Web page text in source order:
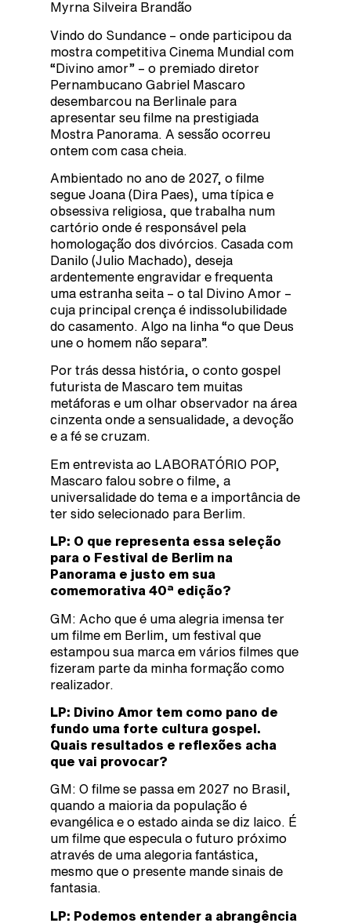
Myrna Silveira Brandão
Vindo do Sundance – onde participou da
mostra competitiva Cinema Mundial com
“Divino amor” – o premiado diretor
Pernambucano Gabriel Mascaro
desembarcou na Berlinale para
apresentar seu filme na prestigiada
Mostra Panorama. A sessão ocorreu
ontem com casa cheia.
Ambientado no ano de 2027, o filme
segue Joana (Dira Paes), uma típica e
obsessiva religiosa, que trabalha num
cartório onde é responsável pela
homologação dos divórcios. Casada com
Danilo (Julio Machado), deseja
ardentemente engravidar e frequenta
uma estranha seita – o tal Divino Amor –
cuja principal crença é indissolubilidade
do casamento. Algo na linha “o que Deus
une o homem não separa”.
Por trás dessa história, o conto gospel
futurista de Mascaro tem muitas
metáforas e um olhar observador na área
cinzenta onde a sensualidade, a devoção
e a fé se cruzam.
Em entrevista ao LABORATÓRIO POP,
Mascaro falou sobre o filme, a
universalidade do tema e a importância de
ter sido selecionado para Berlim.
LP: O que representa essa seleção
para o Festival de Berlim na
Panorama e justo em sua
comemorativa 40ª edição?
GM: Acho que é uma alegria imensa ter
um filme em Berlim, um festival que
estampou sua marca em vários filmes que
fizeram parte da minha formação como
realizador.
LP: Divino Amor tem como pano de
fundo uma forte cultura gospel.
Quais resultados e reflexões acha
que vai provocar?
GM: O filme se passa em 2027 no Brasil,
quando a maioria da população é
evangélica e o estado ainda se diz laico. É
um filme que especula o futuro próximo
através de uma alegoria fantástica,
mesmo que o presente mande sinais de
fantasia.
LP: Podemos entender a abrangência